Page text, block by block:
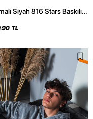
Siyah 816 Stars Baskılı
TL